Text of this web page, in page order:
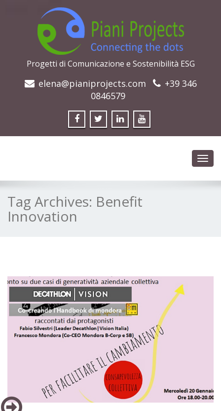
Progetti di Comunicazione e Sostenibilità ESG
elena@pianiprojects.com
+39 346
0846579
Tag Archives: Benefit
Innovation